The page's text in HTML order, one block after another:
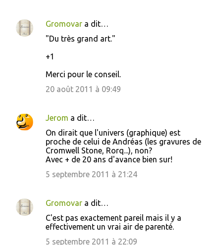
s
Gromovar a dit…
"Du très grand art."
+1
Merci pour le conseil.
20 août 2011 à 09:49
Jerom a dit…
On dirait que l'univers (graphique) est
proche de celui de Andréas (les gravures de
Cromwell Stone, Rorq...), non?
Avec + de 20 ans d'avance bien sur!
5 septembre 2011 à 21:24
Gromovar a dit…
C'est pas exactement pareil mais il y a
effectivement un vrai air de parenté.
5 septembre 2011 à 22:09